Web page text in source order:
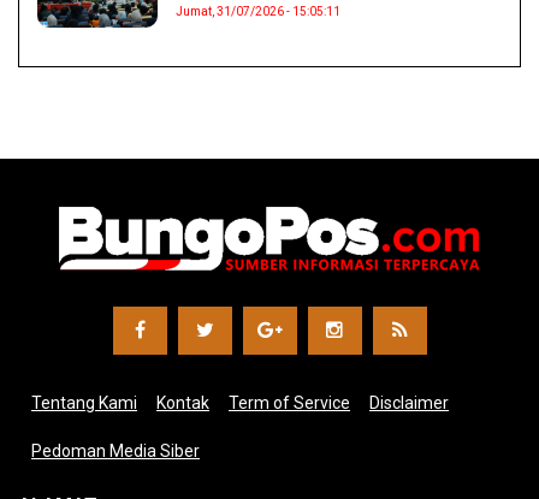
Jumat, 31/07/2026 - 15:05:11
Tentang Kami Kontak Term of Service Disclaimer
Pedoman Media Siber